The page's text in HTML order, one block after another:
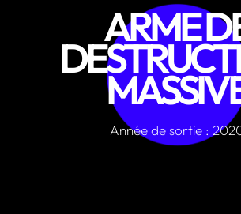
ARME
Année de sortie :